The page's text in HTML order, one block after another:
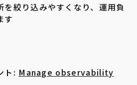
を絞り込みやすくなり、運用負
す
ト: Manage observability